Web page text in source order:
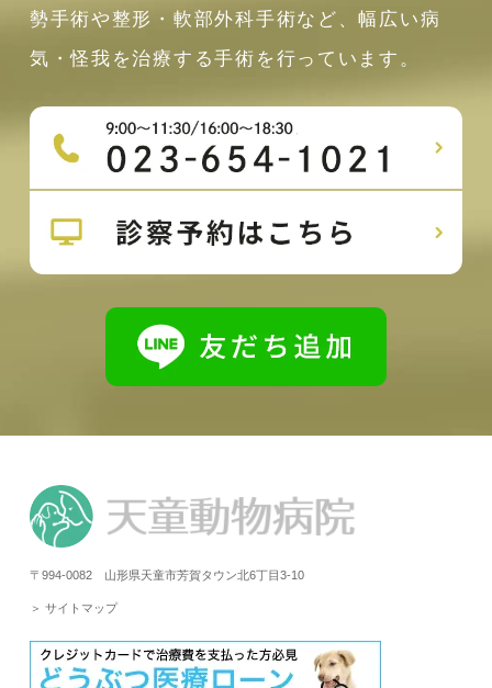
勢手術や整形・軟部外科手術など、幅広い病
気・怪我を治療する手術を行っています。
〒994-0082 山形県天童市芳賀タウン北6丁目3-10
＞ サイトマップ